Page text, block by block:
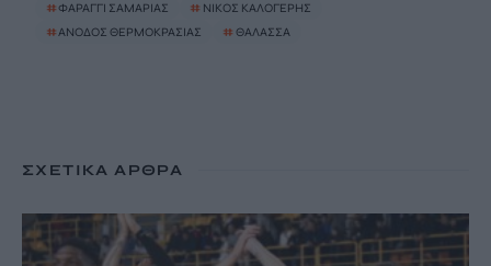
#ΦΑΡΑΓΓΙ ΣΑΜΑΡΙΑΣ # ΝΙΚΟΣ ΚΑΛΟΓΕΡΗΣ
# ΑΝΟΔΟΣ ΘΕΡΜΟΚΡΑΣΙΑΣ # ΘΑΛΑΣΣΑ
ΣΧΕΤΙΚΆ ΆΡΘΡΑ